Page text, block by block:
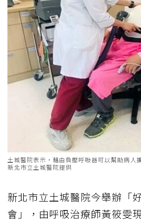
土城醫院表示，藉由負壓呼吸器可以幫助病人
新北市立土城醫院提供
新北市立土城醫院今舉辦「
會」，由呼吸治療師黃筱雯